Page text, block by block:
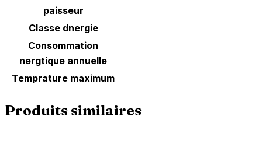
paisseur
Classe dnergie
Consommation
nergtique annuelle
Temprature maximum
Produits similaires